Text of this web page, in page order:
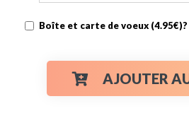
Boîte et carte de voeux (4.95€)?
AJOUTER